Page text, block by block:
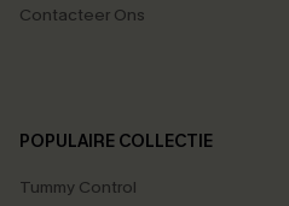
Contacteer Ons
POPULAIRE COLLECTIE
Tummy Control